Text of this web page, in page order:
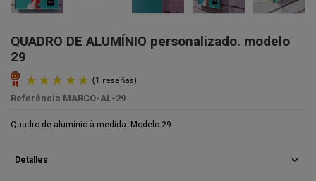
QUADRO DE ALUMÍNIO personalizado. modelo
29
Referência MARCO-AL-29
Quadro de alumínio à medida. Modelo 29
Detalles expand_more